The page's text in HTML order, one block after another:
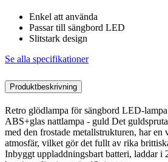
Enkel att använda
Passar till sängbord LED
Slitstark design
Se alla specifikationer
Produktbeskrivning
Retro glödlampa för sängbord LED-
ABS+glas nattlampa - guld Det
med den frostade metallstrukturen, har en
atmosfär, vilket gör det fullt av rika
Inbyggt uppladdningsbart batteri, laddar i